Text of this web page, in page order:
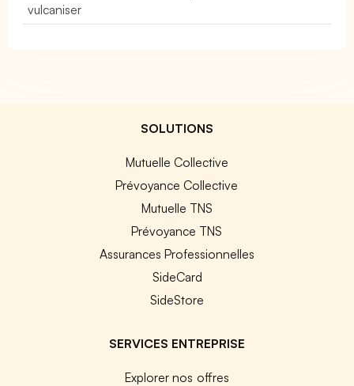
vulcaniser
SOLUTIONS
Mutuelle Collective
Prévoyance Collective
Mutuelle TNS
Prévoyance TNS
Assurances Professionnelles
SideCard
SideStore
SERVICES ENTREPRISE
Explorer nos offres